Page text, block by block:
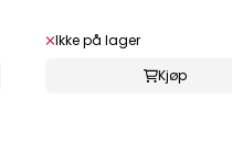
Ikke på lager
Kjøp